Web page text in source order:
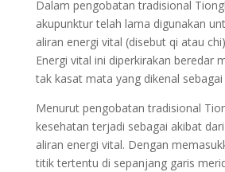
Dalam pengobatan tradisional
akupunktur telah lama digunakan
aliran energi vital (disebut qi atau
Energi vital ini diperkirakan beredar
tak kasat mata yang dikenal sebagai
Menurut pengobatan tradisional
kesehatan terjadi sebagai akibat
aliran energi vital. Dengan
titik tertentu di sepanjang garis